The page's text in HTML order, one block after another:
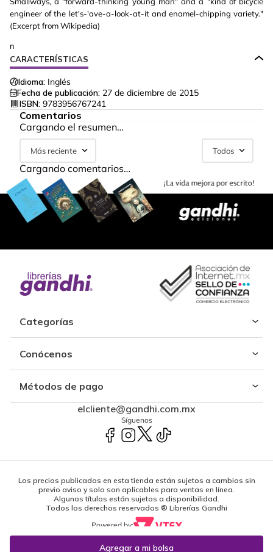
engineer of the let's-'ave-a-look-at-it and enamel-chipping variety."
(Excerpt from Wikipedia)
n
CARACTERÍSTICAS
Idioma: Inglés
Fecha de publicación: 27 de diciembre de 2015
ISBN: 9783956767241
Comentarios
Cargando el resumen…
Más reciente Todos
Cargando comentarios…
Categorías
Conócenos
Métodos de pago
elcliente@gandhi.com.mx
Síguenos
Los precios publicados en esta tienda están sujetos a cambios sin
previo aviso y solo son aplicables para ventas en línea.
Algunos títulos están sujetos a disponibilidad.
Todos los derechos reservados ® Librerías Gandhi
Powered by: